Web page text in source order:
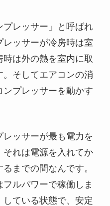
レッサー」と呼ばれ
ッサーが冷房時は室
は外の熱を室内に取
。そしてエアコンの消
プレッサーを動かす
ッサーが最も電力を
れは電源を入れてか
までの間なんです。
ルパワーで稼働しま
ている状態で、安定